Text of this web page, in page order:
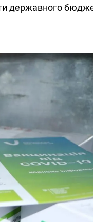
державного